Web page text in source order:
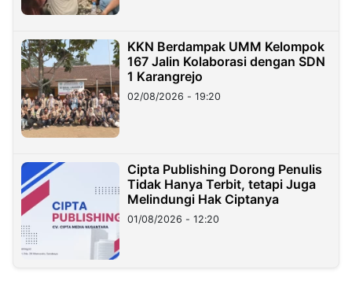
KKN Berdampak UMM Kelompok
167 Jalin Kolaborasi dengan SDN
1 Karangrejo
02/08/2026 - 19:20
Cipta Publishing Dorong Penulis
Tidak Hanya Terbit, tetapi Juga
Melindungi Hak Ciptanya
01/08/2026 - 12:20